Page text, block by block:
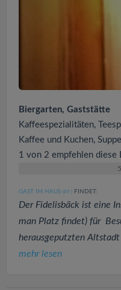
Biergarten, Gaststätte
Kaffeespezialitäten,
Kaffee und Kuchen,
1 von 2 empfehlen diese
GAST IM HAUS (89 ) FINDET:
Der Fidelisbäck ist eine
man Platz findet) für
herausgeputzten Altstadt
mehr lesen